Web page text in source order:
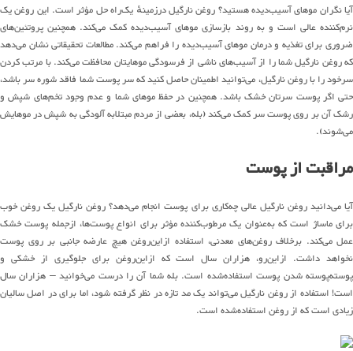
آیا نگران موهای آسیب‌دیده هستید؟ روغن نارگیل درزمینهٔ یک‌راه حل مؤثر است. این روغن یک
نرم‌کننده عالی است و به روند بازسازی موهای آسیب‌دیده کمک می‌کند. همچنین پروتئین‌های
ضروری برای تغذیه و درمان موهای آسیب‌دیده را فراهم می‌کند. مطالعات تحقیقاتی نشان می‌دهد
که روغن نارگیل شما را از آسیب‌های ناشی از فرسودگی موهایتان محافظت می‌کند. با مرتب کردن
سرخود را با روغن نارگیل، می‌توانید اطمینان حاصل کنید که سر پوست شما فاقد شوره سر باشد،
حتی اگر پوست سرتان خشک باشد. همچنین در حفظ موهای شما و عدم وجود تخم‌های شپش و
رشک آن بر روی پوست سر کمک می‌کند (بله، بعضی از مردم مبتلابه آلودگی به شپش در موهایش
می‌شوند).
مراقبت از پوست
آیا می‌دانید روغن نارگیل عالی چه‌کاری برای پوست انجام می‌دهد؟ روغن نارگیل یک روغن خوب
برای ماساژ است که به‌عنوان یک مرطوب‌کننده مؤثر برای انواع پوست‌ها، ازجمله پوست خشک
عمل می‌کند. برخلاف روغن‌های معدنی، استفاده ازاین‌روغن هیچ عارضه جانبی بر روی پوست
نخواهد داشت. ازاین‌رو، هزاران سال است که ازاین‌روغن برای جلوگیری از خشکی و
پوسته‌پوسته شدن پوست استفاده‌شده است. بله شما آن را درست می‌خوانید – هزاران سال
است! استفاده از روغن نارگیل می‌تواند یک مد تازه در نظر گرفته شود، اما برای در اصل سالیان
زیادی است که از روغن استفاده‌شده است.